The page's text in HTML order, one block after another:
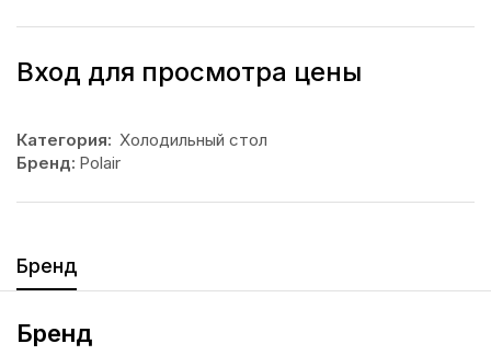
Вход для просмотра цены
Категория: Холодильный стол
Бренд: Polair
Бренд
Бренд